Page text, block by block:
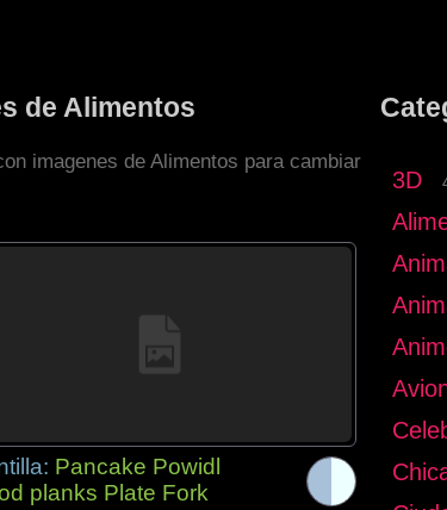
de Alimentos
imagenes de Alimentos para cambiar
Pancake Powidl
planks Plate Fork
3D